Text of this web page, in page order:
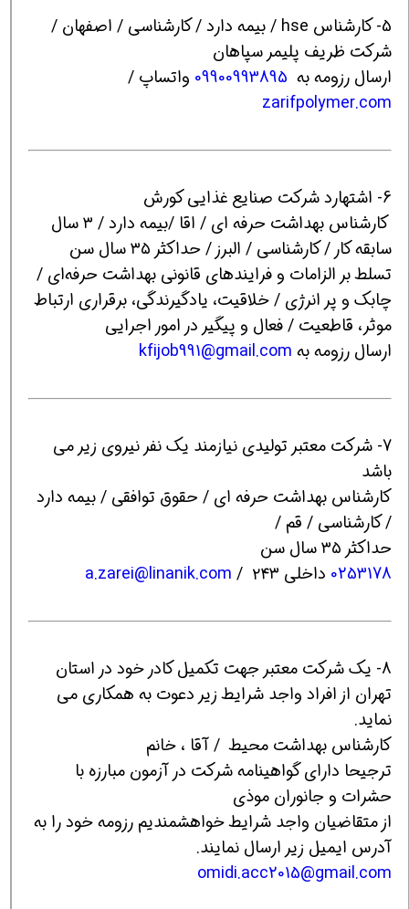
5- کارشناس hse / بیمه دارد / کارشناسی / اصفهان /
شرکت ظریف پلیمر سپاهان
ارسال رزومه به 09900993895 واتساپ /
zarifpolymer.com
6- اشتهارد شرکت صنایع غذایی کورش
کارشناس بهداشت حرفه ای / اقا /بیمه دارد / ۳ سال
سابقه کار / کارشناسی / البرز / حداکثر ۳۵ سال سن
تسلط بر الزامات و فرایندهای قانونی بهداشت حرفه‌ای /
چابک و پر انرژی / خلاقیت، یادگیرندگی، برقراری ارتباط
موثر، قاطعیت / فعال و پیگیر در امور اجرایی
ارسال رزومه به kfijob991@gmail.com
7- شرکت معتبر تولیدی نیازمند یک نفر نیروی زیر می
باشد
کارشناس بهداشت حرفه ای / حقوق توافقی / بیمه دارد
/ کارشناسی / قم /
حداکثر ۳۵ سال سن
0253178 داخلی ۲۴۳ / a.zarei@linanik.com
8- یک شرکت معتبر جهت تکمیل کادر خود در استان
تهران از افراد واجد شرایط زیر دعوت به همکاری می
نماید.
کارشناس بهداشت محیط / آقا ، خانم
ترجیحا دارای گواهینامه شرکت در آزمون مبارزه با
حشرات و جانوران موذی
از متقاضیان واجد شرایط خواهشمندیم رزومه خود را به
آدرس ایمیل زیر ارسال نمایند.
omidi.acc2015@gmail.com